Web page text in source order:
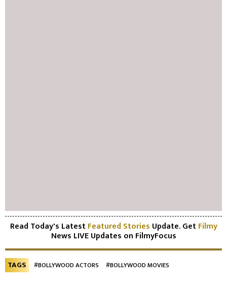
Read Today's LatestFeatured Stories Update. GetFilmy
News LIVE Updates on FilmyFocus
TAGS #BOLLYWOOD ACTORS #BOLLYWOOD MOVIES